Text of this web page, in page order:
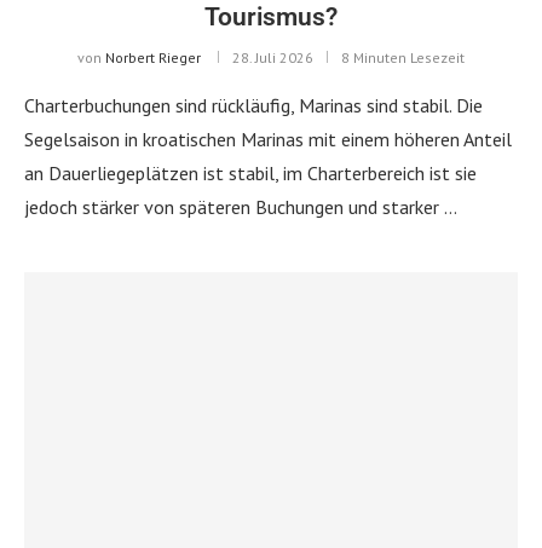
Tourismus?
von Norbert Rieger 28. Juli 2026 8 Minuten Lesezeit
Charterbuchungen sind rückläufig, Marinas sind stabil. Die
Segelsaison in kroatischen Marinas mit einem höheren Anteil
an Dauerliegeplätzen ist stabil, im Charterbereich ist sie
jedoch stärker von späteren Buchungen und starker …